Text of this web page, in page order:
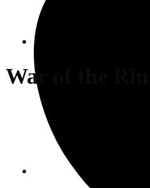
War of the